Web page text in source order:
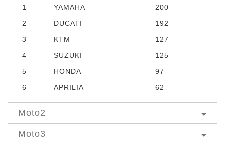
1 YAMAHA
200
2
DUCATI
192
3
KTM
127
4
SUZUKI
125
5
HONDA
97
6
APRILIA 62
Moto2
Moto3